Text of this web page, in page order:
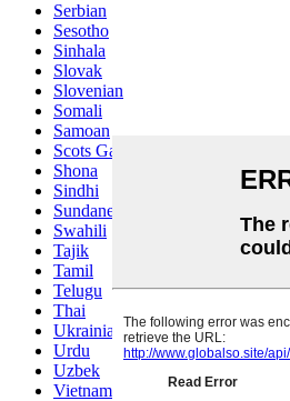
Serbian
Sesotho
Sinhala
Slovak
Slovenian
Somali
Samoan
Scots Gaelic
Shona
Sindhi
Sundanese
Swahili
Tajik
Tamil
Telugu
Thai
Ukrainian
Urdu
Uzbek
Vietnamese